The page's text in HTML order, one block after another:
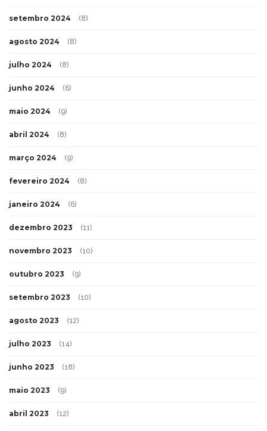
setembro 2024 (8)
agosto 2024 (8)
julho 2024 (8)
junho 2024 (6)
maio 2024 (9)
abril 2024 (8)
março 2024 (9)
fevereiro 2024 (8)
janeiro 2024 (6)
dezembro 2023 (11)
novembro 2023 (10)
outubro 2023 (9)
setembro 2023 (10)
agosto 2023 (12)
julho 2023 (14)
junho 2023 (18)
maio 2023 (9)
abril 2023 (12)